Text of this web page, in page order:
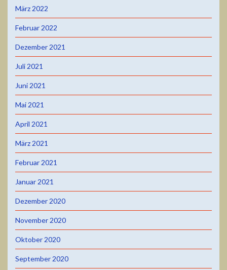
März 2022
Februar 2022
Dezember 2021
Juli 2021
Juni 2021
Mai 2021
April 2021
März 2021
Februar 2021
Januar 2021
Dezember 2020
November 2020
Oktober 2020
September 2020